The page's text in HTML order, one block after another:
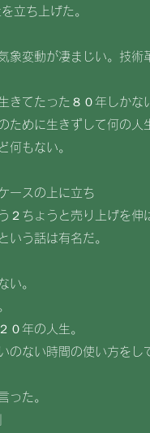
立ち上げた。
象変動が凄まじい。技術
きてたった８０年しかな
ために生きずして何の人
何もない。
ースの上に立ち
２ちょうと売り上げを伸
いう話は有名だ。
い。
０年の人生。
のない時間の使い方をし
った。